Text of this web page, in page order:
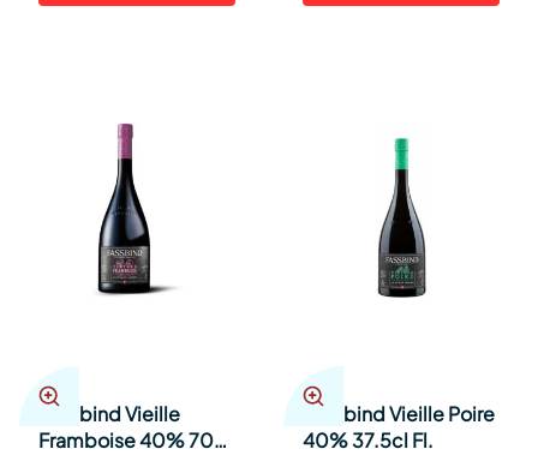
Fassbind Vieille
Framboise 40% 70cl
Fassbind Vieille Poire
40% 37.5cl Fl.